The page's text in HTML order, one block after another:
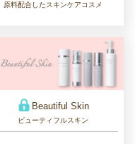
原料配合したスキンケアコスメ
Beautiful Skin
ビューティフルスキン